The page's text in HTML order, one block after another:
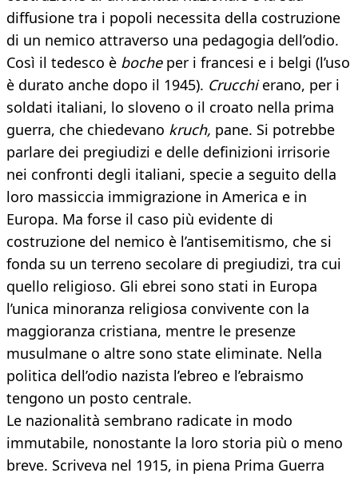
diffusione tra i popoli necessita della costruzione
di un nemico attraverso una pedagogia dell’odio.
Così il tedesco è bocheper i francesi e i belgi (l’uso
è durato anche dopo il 1945). Crucchierano, per i
soldati italiani, lo sloveno o il croato nella prima
guerra, che chiedevano kruch, pane. Si potrebbe
parlare dei pregiudizi e delle definizioni irrisorie
nei confronti degli italiani, specie a seguito della
loro massiccia immigrazione in America e in
Europa. Ma forse il caso più evidente di
costruzione del nemico è l’antisemitismo, che si
fonda su un terreno secolare di pregiudizi, tra cui
quello religioso. Gli ebrei sono stati in Europa
l’unica minoranza religiosa convivente con la
maggioranza cristiana, mentre le presenze
musulmane o altre sono state eliminate. Nella
politica dell’odio nazista l’ebreo e l’ebraismo
tengono un posto centrale.
Le nazionalità sembrano radicate in modo
immutabile, nonostante la loro storia più o meno
breve. Scriveva nel 1915, in piena Prima Guerra